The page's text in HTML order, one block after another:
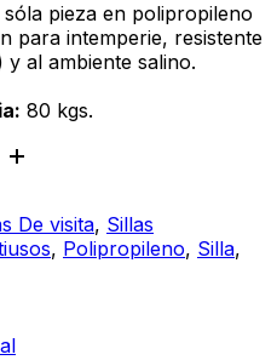
pieza en polipropileno
para intemperie, resistente
al ambiente salino.
80 kgs.
De visita, Sillas
, Polipropileno, Silla,